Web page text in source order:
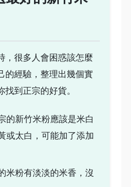
，很多人會困惑該怎麼
的經驗，整理出幾個實
找到正宗的好貨。
的新竹米粉應該是米白
或太白，可能加了添加
米粉有淡淡的米香，沒